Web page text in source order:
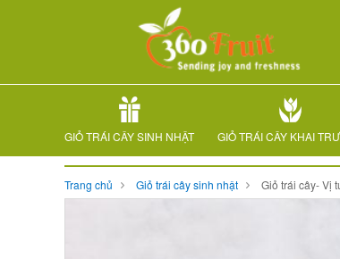
GIỎ TRÁI CÂY SINH NHẬT GIỎ TRÁI CÂY KHAI
Trang chủ Giỏ trái cây sinh nhật Giỏ trái cây- Vị